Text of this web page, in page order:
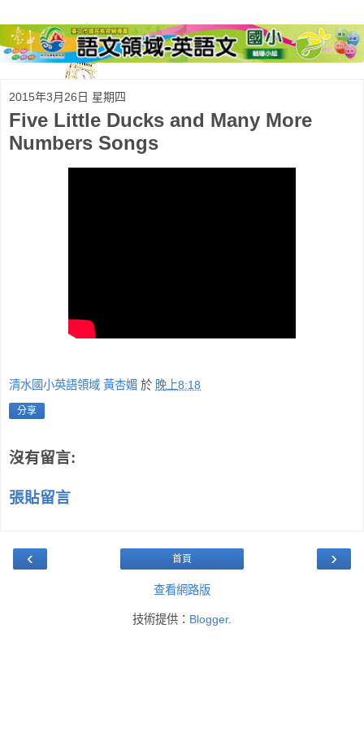
2015年3月26日 星期四
Five Little Ducks and Many More
Numbers Songs
清水國小英語領域 黃杏媚 於 晚上8:18
分享
沒有留言:
張貼留言
‹ ›
首頁
查看網路版
技術提供： Blogger.